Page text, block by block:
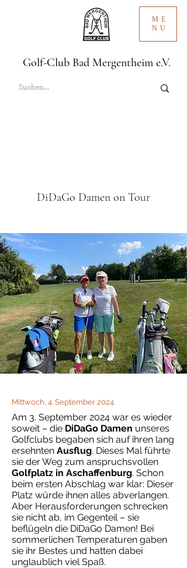
ME
NU
Golf-Club Bad Mergentheim e.V.
DiDaGo Damen on Tour
Mittwoch, 4. September 2024
Am 3. September 2024 war es wieder
soweit – die DiDaGo Damen unseres
Golfclubs begaben sich auf ihren lang
ersehnten Ausflug. Dieses Mal führte
sie der Weg zum anspruchsvollen
Golfplatz in Aschaffenburg. Schon
beim ersten Abschlag war klar: Dieser
Platz würde ihnen alles abverlangen.
Aber Herausforderungen schrecken
sie nicht ab, im Gegenteil – sie
beflügeln die DiDaGo Damen! Bei
sommerlichen Temperaturen gaben
sie ihr Bestes und hatten dabei
unglaublich viel Spaß.